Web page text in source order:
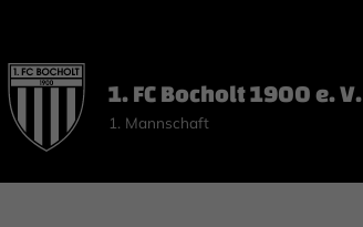
1. FC Bocholt 1900 e. V.
1. Mannschaft